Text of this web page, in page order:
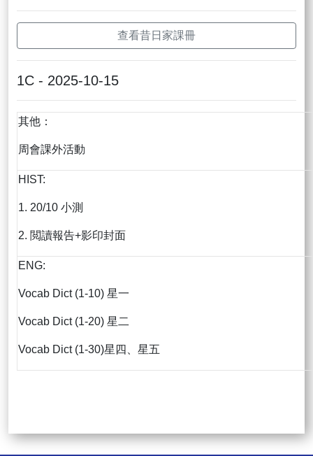
查看昔日家課冊
1C - 2025-10-15
其他：
周會課外活動
HIST:
1. 20/10 小測
2. 閲讀報告+影印封面
ENG:
Vocab Dict (1-10) 星一
Vocab Dict (1-20) 星二
Vocab Dict (1-30)星四、星五